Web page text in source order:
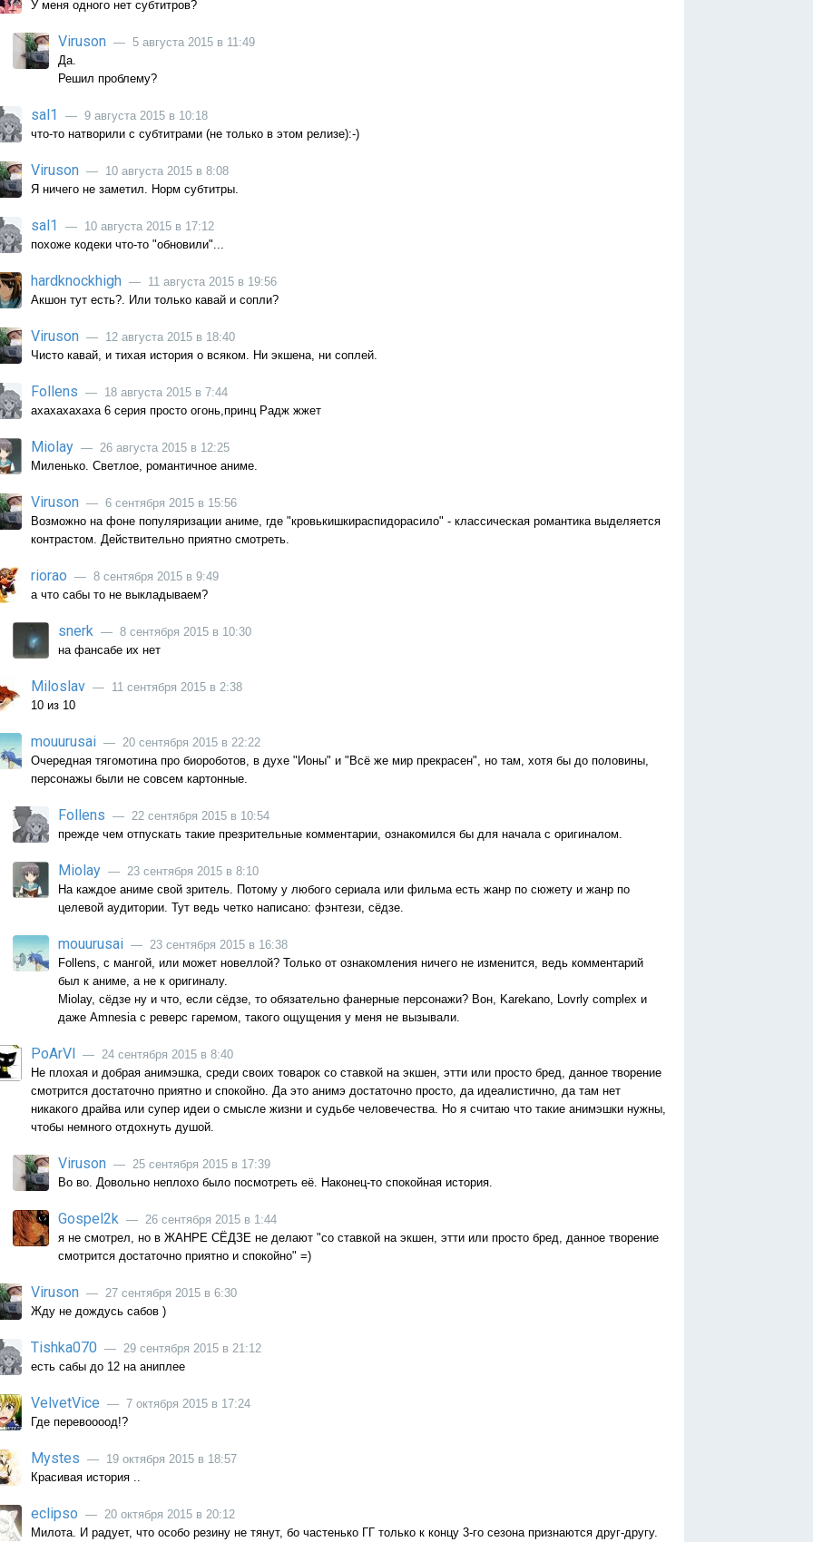
У меня одного нет субтитров?
Viruson — 5 августа 2015 в 11:49
Да.
Решил проблему?
sal1
— 9 августа 2015 в 10:18
что-то натворили с субтитрами (не только в этом релизе):-)
Viruson — 10 августа 2015 в 8:08
Я ничего не заметил. Норм субтитры.
sal1
— 10 августа 2015 в 17:12
похоже кодеки что-то "обновили"...
hardknockhigh — 11 августа 2015 в 19:56
Акшон тут есть?. Или только кавай и сопли?
Viruson — 12 августа 2015 в 18:40
Чисто кавай, и тихая история о всяком. Ни экшена, ни соплей.
Follens — 18 августа 2015 в 7:44
ахахахахаха 6 серия просто огонь,принц Радж жжет
Miolay — 26 августа 2015 в 12:25
Миленько. Светлое, романтичное аниме.
Viruson — 6 сентября 2015 в 15:56
Возможно на фоне популяризации аниме, где "кровькишкираспидорасило" - классическая романтика выделяется
контрастом. Действительно приятно смотреть.
riorao — 8 сентября 2015 в 9:49
а что сабы то не выкладываем?
snerk — 8 сентября 2015 в 10:30
на фансабе их нет
Miloslav — 11 сентября 2015 в 2:38
10 из 10
mouurusai — 20 сентября 2015 в 22:22
Очередная тягомотина про биороботов, в духе "Ионы" и "Всё же мир прекрасен", но там, хотя бы до половины,
персонажы были не совсем картонные.
Follens — 22 сентября 2015 в 10:54
прежде чем отпускать такие презрительные комментарии, ознакомился бы для начала с оригиналом.
Miolay — 23 сентября 2015 в 8:10
На каждое аниме свой зритель. Потому у любого сериала или фильма есть жанр по сюжету и жанр по
целевой аудитории. Тут ведь четко написано: фэнтези, сёдзе.
mouurusai — 23 сентября 2015 в 16:38
Follens, с мангой, или может новеллой? Только от ознакомления ничего не изменится, ведь комментарий
был к аниме, а не к оригиналу.
Miolay, сёдзе ну и что, если сёдзе, то обязательно фанерные персонажи? Вон, Karekano, Lovrly complex и
даже Amnesia с реверс гаремом, такого ощущения у меня не вызывали.
PoArVl — 24 сентября 2015 в 8:40
Не плохая и добрая анимэшка, среди своих товарок со ставкой на экшен, этти или просто бред, данное творение
смотрится достаточно приятно и спокойно. Да это анимэ достаточно просто, да идеалистично, да там нет
никакого драйва или супер идеи о смысле жизни и судьбе человечества. Но я считаю что такие анимэшки нужны,
чтобы немного отдохнуть душой.
Viruson — 25 сентября 2015 в 17:39
Во во. Довольно неплохо было посмотреть её. Наконец-то спокойная история.
Gospel2k — 26 сентября 2015 в 1:44
я не смотрел, но в ЖАНРЕ СЁДЗЕ не делают "со ставкой на экшен, этти или просто бред, данное творение
смотрится достаточно приятно и спокойно" =)
Viruson — 27 сентября 2015 в 6:30
Жду не дождусь сабов )
Tishka070 — 29 сентября 2015 в 21:12
есть сабы до 12 на аниплее
VelvetVice — 7 октября 2015 в 17:24
Где перевоооод!?
Mystes — 19 октября 2015 в 18:57
Красивая история ..
eclipso — 20 октября 2015 в 20:12
Милота. И радует, что особо резину не тянут, бо частенько ГГ только к концу 3-го сезона признаются друг-другу.